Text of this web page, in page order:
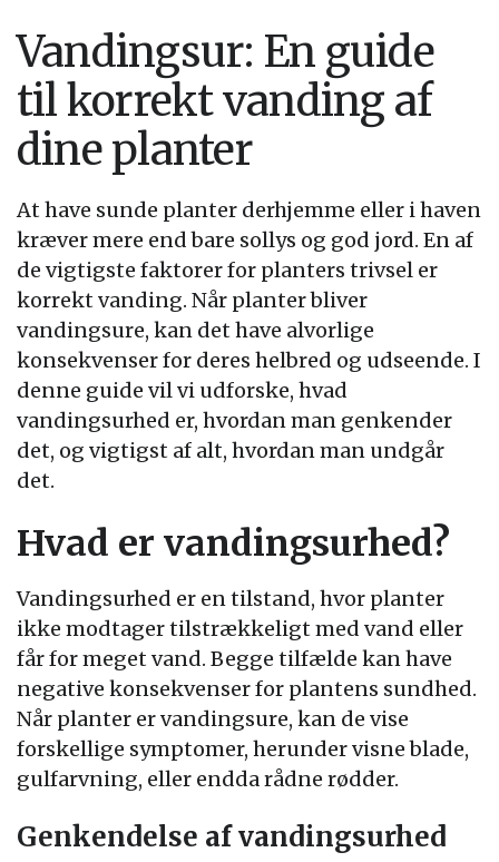
Vandingsur: En guide
til korrekt vanding af
dine planter
At have sunde planter derhjemme eller i haven
kræver mere end bare sollys og god jord. En af
de vigtigste faktorer for planters trivsel er
korrekt vanding. Når planter bliver
vandingsure, kan det have alvorlige
konsekvenser for deres helbred og udseende. I
denne guide vil vi udforske, hvad
vandingsurhed er, hvordan man genkender
det, og vigtigst af alt, hvordan man undgår
det.
Hvad er vandingsurhed?
Vandingsurhed er en tilstand, hvor planter
ikke modtager tilstrækkeligt med vand eller
får for meget vand. Begge tilfælde kan have
negative konsekvenser for plantens sundhed.
Når planter er vandingsure, kan de vise
forskellige symptomer, herunder visne blade,
gulfarvning, eller endda rådne rødder.
Genkendelse af vandingsurhed